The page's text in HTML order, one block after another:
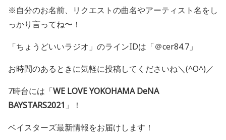
※自分のお名前、リクエストの曲名やアーティスト名をし
っかり言ってね〜！
「ちょうどいいラジオ」のラインIDは「＠cer84.7」
お時間のあるときに気軽に投稿してくださいね＼(^O^)／
7時台には「WE LOVE YOKOHAMA DeNA
BAYSTARS2021 」！
ベイスターズ最新情報をお届けします！